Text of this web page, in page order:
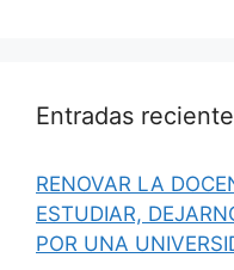
Entradas
RENOVAR LA
ESTUDIAR,
POR UNA